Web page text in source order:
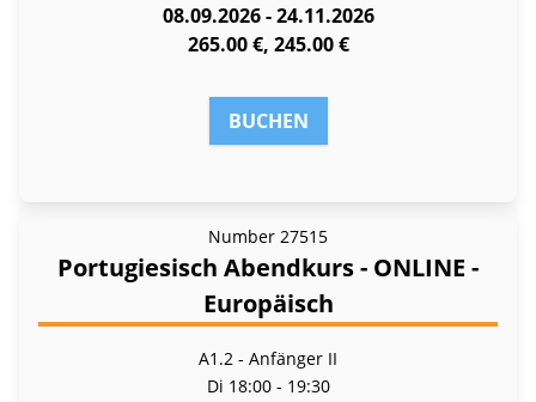
08.09.2026 - 24.11.2026
265.00 €, 245.00 €
BUCHEN
Number 27515
Portugiesisch Abendkurs - ONLINE -
Europäisch
A1.2 - Anfänger II
Di 18:00 - 19:30